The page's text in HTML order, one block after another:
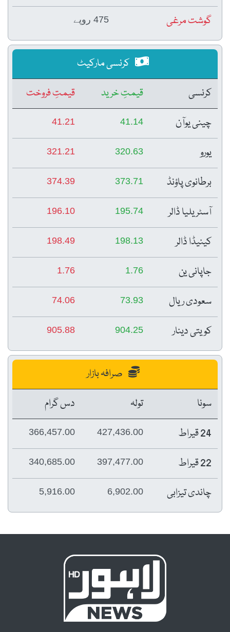
گوشت مرغی 475 روپے
کرنسی مارکیٹ
کرنسی
قیمتِ خرید
قیمتِ فروخت
چینی یوآن
41.14
41.21
یورو 320.63
321.21
برطانوی پاؤنڈ 373.71
374.39
آسٹریلیا ڈالر 195.74
196.10
کینیڈا ڈالر 198.13
198.49
جاپانی ین 1.76
1.76
سعودی ریال 73.93
74.06
کویتی دینار 904.25
905.88
صرافہ بازار
سونا
تولہ
دس گرام
24 قیراط
427,436.00
366,457.00
22 قیراط 397,477.00
340,685.00
چاندی تیزابی 6,902.00
5,916.00